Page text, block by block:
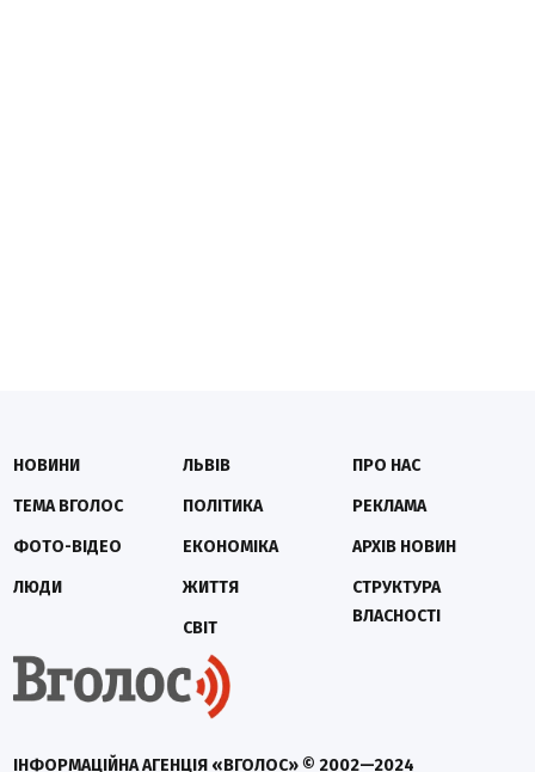
ІНФОРМАЦІЙНА АГЕНЦІЯ «ВГОЛОС» © 2002—2024
НОВИНИ
ТЕМА ВГОЛОС
ФОТО-ВІДЕО
ЛЮДИ
ЛЬВІВ
ПОЛІТИКА
ЕКОНОМІКА
ЖИТТЯ
СВІТ
ПРО НАС
РЕКЛАМА
АРХІВ НОВИН
СТРУКТУРА
ВЛАСНОСТІ